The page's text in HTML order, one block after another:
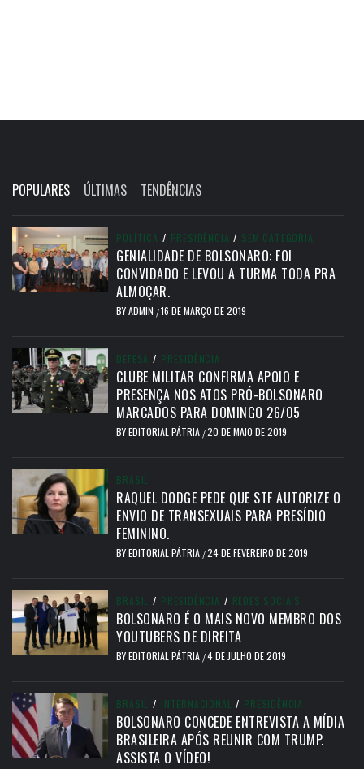
POPULARES ÚLTIMAS TENDÊNCIAS
POLÍTICA / PRESIDÊNCIA / SEM CATEGORIA
GENIALIDADE DE BOLSONARO: FOI
CONVIDADO E LEVOU A TURMA TODA PRA
ALMOÇAR.
BYADMIN /16 DE MARÇO DE 2019
DEFESA / PRESIDÊNCIA
CLUBE MILITAR CONFIRMA APOIO E
PRESENÇA NOS ATOS PRÓ-BOLSONARO
MARCADOS PARA DOMINGO 26/05
BYEDITORIAL PÁTRIA /20 DE MAIO DE 2019
BRASIL
RAQUEL DODGE PEDE QUE STF AUTORIZE O
ENVIO DE TRANSEXUAIS PARA PRESÍDIO
FEMININO.
BYEDITORIAL PÁTRIA /24 DE FEVEREIRO DE 2019
BRASIL / PRESIDÊNCIA / REDES SOCIAIS
BOLSONARO É O MAIS NOVO MEMBRO DOS
YOUTUBERS DE DIREITA
BYEDITORIAL PÁTRIA /4 DE JULHO DE 2019
BRASIL / INTERNACIONAL / PRESIDÊNCIA
BOLSONARO CONCEDE ENTREVISTA A MÍDIA
BRASILEIRA APÓS REUNIR COM TRUMP.
ASSISTA O VÍDEO!